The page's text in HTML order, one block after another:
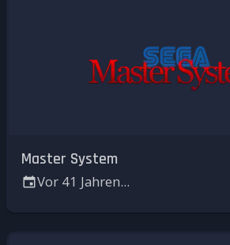
Master System
Vor 41 Jahren...